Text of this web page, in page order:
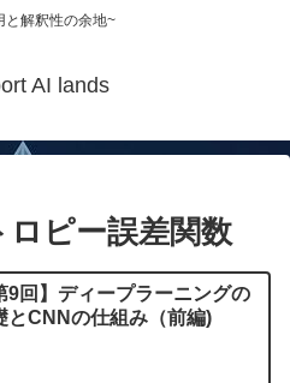
と解釈性の余地~
AI lands
ピー誤差関数
9回】ディープラーニングの
とCNNの仕組み（前編)